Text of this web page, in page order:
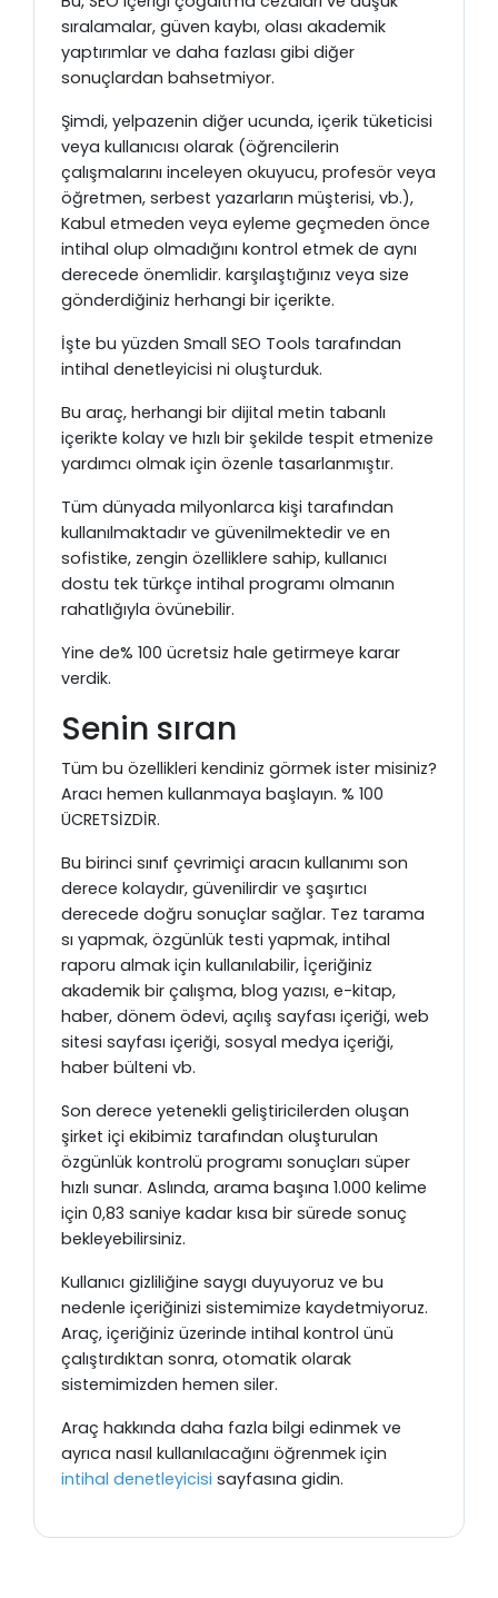
sıralamalar, güven kaybı, olası akademik
yaptırımlar ve daha fazlası gibi diğer
sonuçlardan bahsetmiyor.
Şimdi, yelpazenin diğer ucunda, içerik tüketicisi
veya kullanıcısı olarak (öğrencilerin
çalışmalarını inceleyen okuyucu, profesör veya
öğretmen, serbest yazarların müşterisi, vb.),
Kabul etmeden veya eyleme geçmeden önce
intihal olup olmadığını kontrol etmek de aynı
derecede önemlidir. karşılaştığınız veya size
gönderdiğiniz herhangi bir içerikte.
İşte bu yüzden Small SEO Tools tarafından
intihal denetleyicisi ni oluşturduk.
Bu araç, herhangi bir dijital metin tabanlı
içerikte kolay ve hızlı bir şekilde tespit etmenize
yardımcı olmak için özenle tasarlanmıştır.
Tüm dünyada milyonlarca kişi tarafından
kullanılmaktadır ve güvenilmektedir ve en
sofistike, zengin özelliklere sahip, kullanıcı
dostu tek türkçe intihal programı olmanın
rahatlığıyla övünebilir.
Yine de% 100 ücretsiz hale getirmeye karar
verdik.
Senin sıran
Tüm bu özellikleri kendiniz görmek ister misiniz?
Aracı hemen kullanmaya başlayın. % 100
ÜCRETSİZDİR.
Bu birinci sınıf çevrimiçi aracın kullanımı son
derece kolaydır, güvenilirdir ve şaşırtıcı
derecede doğru sonuçlar sağlar. Tez tarama
sı yapmak, özgünlük testi yapmak, intihal
raporu almak için kullanılabilir, İçeriğiniz
akademik bir çalışma, blog yazısı, e-kitap,
haber, dönem ödevi, açılış sayfası içeriği, web
sitesi sayfası içeriği, sosyal medya içeriği,
haber bülteni vb.
Son derece yetenekli geliştiricilerden oluşan
şirket içi ekibimiz tarafından oluşturulan
özgünlük kontrolü programı sonuçları süper
hızlı sunar. Aslında, arama başına 1.000 kelime
için 0,83 saniye kadar kısa bir sürede sonuç
bekleyebilirsiniz.
Kullanıcı gizliliğine saygı duyuyoruz ve bu
nedenle içeriğinizi sistemimize kaydetmiyoruz.
Araç, içeriğiniz üzerinde intihal kontrol ünü
çalıştırdıktan sonra, otomatik olarak
sistemimizden hemen siler.
Araç hakkında daha fazla bilgi edinmek ve
ayrıca nasıl kullanılacağını öğrenmek için
intihal denetleyicisi sayfasına gidin.